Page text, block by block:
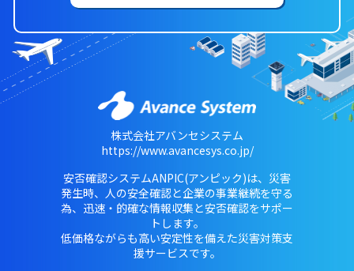
株式会社アバンセシステム
https://www.avancesys.co.jp/
安否確認システムANPIC(アンピック)は、災害
発生時、人の安全確認と企業の事業継続を守る
為、迅速・的確な情報収集と安否確認をサポー
トします。
低価格ながらも高い安定性を備えた災害対策支
援サービスです。